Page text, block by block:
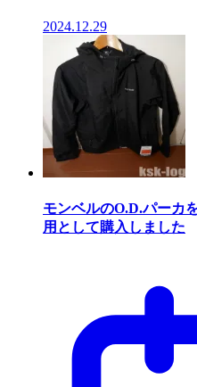
2024.12.29
モンベルのO.D.パーカ
用として購入しました